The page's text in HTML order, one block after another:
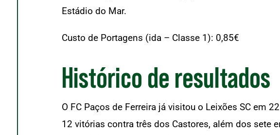
Estádio do Mar.
Custo de Portagens (ida – Classe 1): 0,85€
Histórico de resultados
O FC Paços de Ferreira já visitou o Leixões SC em
12 vitórias contra três dos Castores, além dos sete